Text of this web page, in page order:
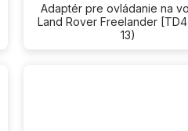
Adaptér pre ovládanie na
Land Rover Freelander
13)